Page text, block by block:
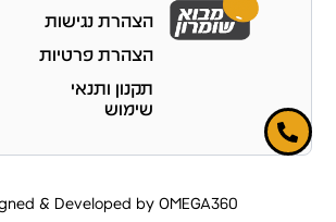
הצהרת נגישות
הצהרת פרטיות
תקנון ותנאי
שימוש
Designed & Developed by OMEGA360 ♥